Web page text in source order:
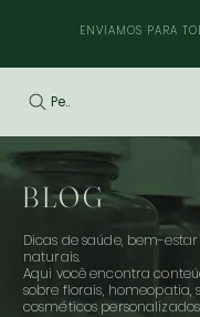
ENVIAMOS PARA
Pesquisar
BLOG
Dicas de saúde, bem-
naturais.
Aqui você encontra
sobre florais, homeopatia,
cosméticos